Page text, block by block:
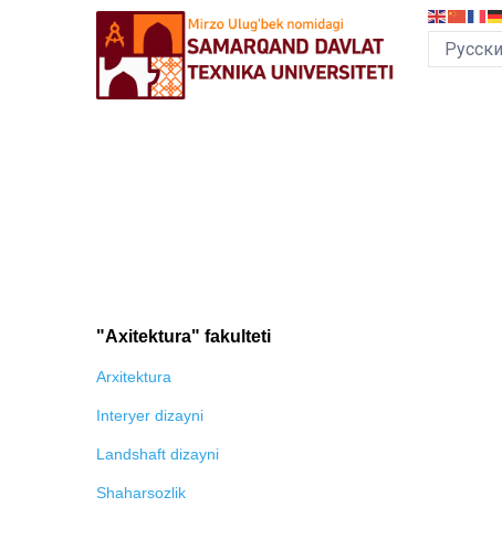
"Axitektura" fakulteti
Arxitektura
Interyer dizayni
Landshaft dizayni
Shaharsozlik